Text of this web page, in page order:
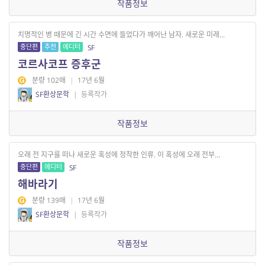
작품정보
치명적인 병 때문에 긴 시간 수면에 들었다가 깨어난 남자. 새로운 미래...
중단편 추천 에디터 SF
코르사코프 증후군
분량 102매 | 17년 6월
SF환상문학 | 등록작가
작품정보
오래 전 지구를 떠나 새로운 혹성에 정착한 인류. 이 혹성에 오래 전부...
중단편 에디터 SF
해바라기
분량 139매 | 17년 6월
SF환상문학 | 등록작가
작품정보